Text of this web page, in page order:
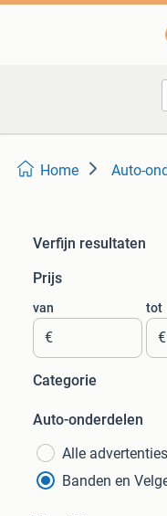
Home Auto-
Verfijn resultaten
Prijs
van
€
tot
€
Categorie
Auto-onderdelen
Alle advertenties
Banden en